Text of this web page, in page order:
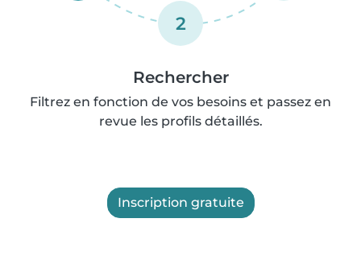
2
Rechercher
Filtrez en fonction de vos besoins et passez en
revue les profils détaillés.
Inscription gratuite